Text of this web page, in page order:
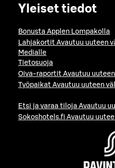
Yleiset tiedot
Bonusta Applen Lompakolla
Lahjakortit Avautuu uuteen
Medialle
Tietosuoja
Oiva-raportit Avautuu
Työpaikat Avautuu uuteen
Etsi ja varaa tiloja Avautuu
Sokoshotels.fi Avautuu